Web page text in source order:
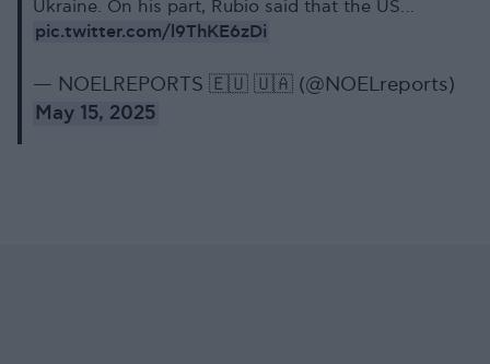
Ukraine. On his part, Rubio said that the US…
pic.twitter.com/l9ThKE6zDi
— NOELREPORTS 🇪🇺 🇺🇦 (@NOELreports)
May 15, 2025